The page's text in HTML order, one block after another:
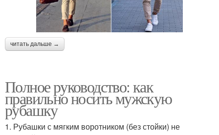
читать дальше →
Полное руководство: как
правильно носить мужскую
рубашку
1. Рубашки с мягким воротником (без стойки) не